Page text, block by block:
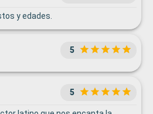
y edades.
5
5